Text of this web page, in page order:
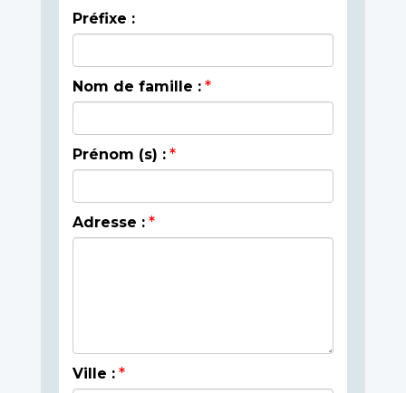
Préfixe :
Nom de famille :
Prénom (s) :
Adresse :
Ville :